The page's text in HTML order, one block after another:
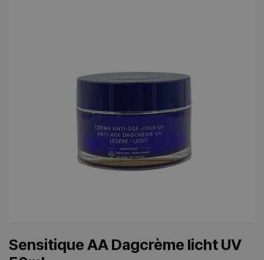
Sensitique AA Dagcrème licht UV